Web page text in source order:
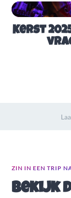
Kerst
ZIN IN EEN TRIP
Bekijk